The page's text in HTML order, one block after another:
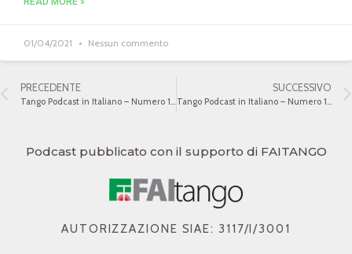
01/04/2021 Nessun commento
PRECEDENTE SUCCESSIVO
Podcast pubblicato con il supporto di FAITANGO
AUTORIZZAZIONE SIAE: 3117/I/3001